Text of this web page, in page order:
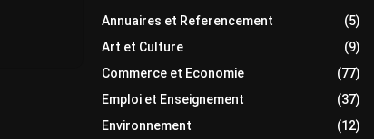
Annuaires et Referencement
(5)
Art et Culture
(9)
Commerce et Economie
(77)
Emploi et Enseignement
(37)
Environnement
(12)